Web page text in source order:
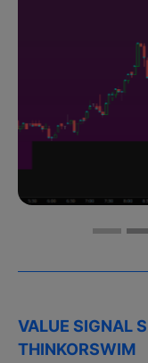
VALUE SIGNAL
THINKORSWIM